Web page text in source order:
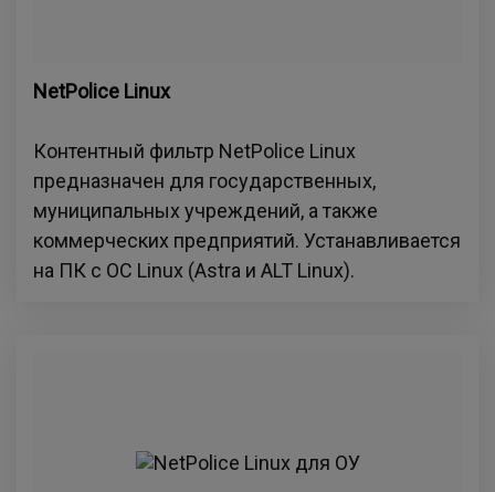
NetPolice Linux
Контентный фильтр NetPolice Linux
предназначен для государственных,
муниципальных учреждений, а также
коммерческих предприятий. Устанавливается
на ПК с ОС Linux (Astra и ALT Linux).